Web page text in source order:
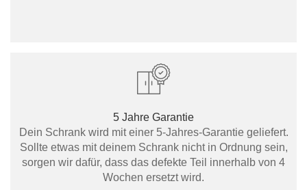
5 Jahre Garantie
Dein Schrank wird mit einer 5-Jahres-Garantie geliefert.
Sollte etwas mit deinem Schrank nicht in Ordnung sein,
sorgen wir dafür, dass das defekte Teil innerhalb von 4
Wochen ersetzt wird.